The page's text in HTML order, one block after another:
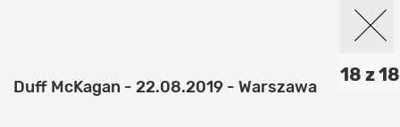
18 z 18
Duff McKagan - 22.08.2019 - Warszawa